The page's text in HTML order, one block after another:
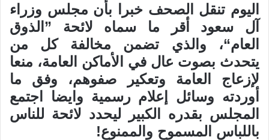
اليوم تنقل الصحف خبرا بأن مجلس وزراء
آل سعود أقر ما سماه لائحة ”الذوق
العام“، والذي تضمن مخالفة كل من
يتحدث بصوت عال في الأماكن العامة، منعا
لإزعاج العامة وتعكير صفوهم، وفق ما
أوردته وسائل إعلام رسمية وايضا اجتمع
المجلس بقدره الكبير ليحدد لائحة للناس
باللباس المسموح والممنوع!